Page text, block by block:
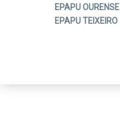
EPAPU OURENSE
EPAPU TEIXEIRO